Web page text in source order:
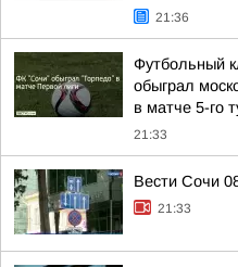
21:36
Футбольный
обыграл
в матче 5-го
21:33
Вести Сочи
21:33